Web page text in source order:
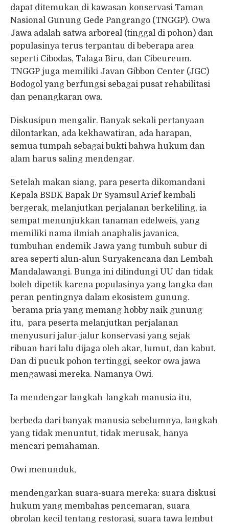
dapat ditemukan di kawasan konservasi Taman
Nasional Gunung Gede Pangrango (TNGGP). Owa
Jawa adalah satwa arboreal (tinggal di pohon) dan
populasinya terus terpantau di beberapa area
seperti Cibodas, Talaga Biru, dan Cibeureum.
TNGGP juga memiliki Javan Gibbon Center (JGC)
Bodogol yang berfungsi sebagai pusat rehabilitasi
dan penangkaran owa.
Diskusipun mengalir. Banyak sekali pertanyaan
dilontarkan, ada kekhawatiran, ada harapan,
semua tumpah sebagai bukti bahwa hukum dan
alam harus saling mendengar.
Setelah makan siang, para peserta dikomandani
Kepala BSDK Bapak Dr Syamsul Arief kembali
bergerak, melanjutkan perjalanan berkeliling, ia
sempat menunjukkan tanaman edelweis, yang
memiliki nama ilmiah anaphalis javanica,
tumbuhan endemik Jawa yang tumbuh subur di
area seperti alun-alun Suryakencana dan Lembah
Mandalawangi. Bunga ini dilindungi UU dan tidak
boleh dipetik karena populasinya yang langka dan
peran pentingnya dalam ekosistem gunung.
berama pria yang memang hobby naik gunung
itu, para peserta melanjutkan perjalanan
menyusuri jalur-jalur konservasi yang sejak
ribuan hari lalu dijaga oleh akar, lumut, dan kabut.
Dan di pucuk pohon tertinggi, seekor owa jawa
mengawasi mereka. Namanya Owi.
Ia mendengar langkah-langkah manusia itu,
berbeda dari banyak manusia sebelumnya, langkah
yang tidak menuntut, tidak merusak, hanya
mencari pemahaman.
Owi menunduk,
mendengarkan suara-suara mereka: suara diskusi
hukum yang membahas pencemaran, suara
obrolan kecil tentang restorasi, suara tawa lembut